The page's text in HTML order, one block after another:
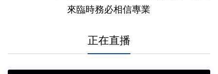
來臨時務必相信專業
正在直播